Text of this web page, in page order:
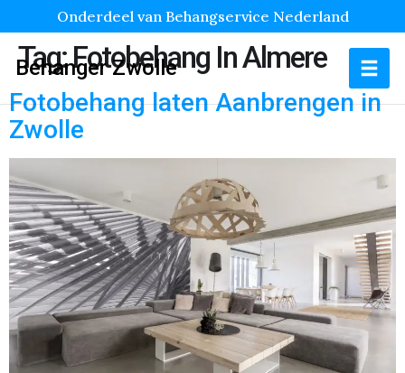
Onderdeel van Behangservice Nederland
Behanger Zwolle
Tag:Fotobehang In Almere
Fotobehang laten Aanbrengen in
Zwolle